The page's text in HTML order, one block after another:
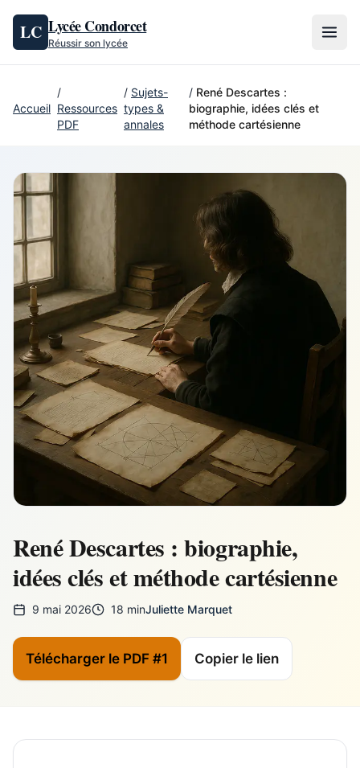
Aller au contenu
LC Lycée Condorcet
Réussir son lycée
Accueil
/
Ressources
PDF
/ Sujets-
types &
annales
/ René Descartes :
biographie, idées clés et
méthode cartésienne
René Descartes : biographie,
idées clés et méthode cartésienne
9 mai 2026 18 minJuliette Marquet
Télécharger le PDF #1 Copier le lien